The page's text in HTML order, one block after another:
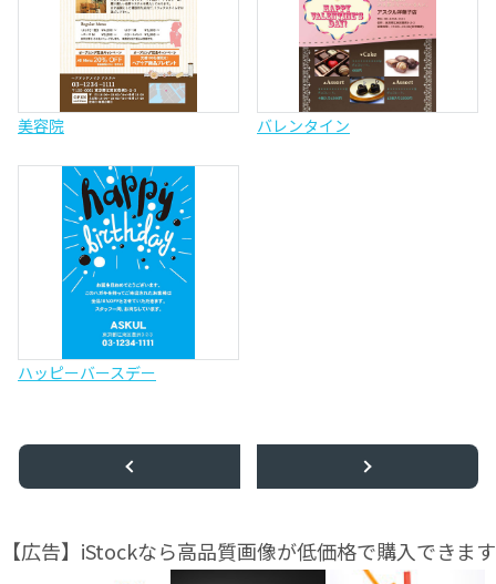
美容院 バレンタイン
ハッピーバースデー
【広告】iStockなら高品質画像が低価格で購入できます